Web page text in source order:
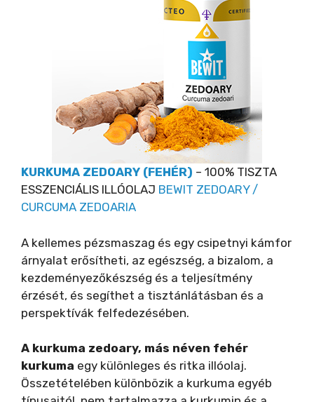
KURKUMA ZEDOARY (FEHÉR) – 100% TISZTA
ESSZENCIÁLIS ILLÓOLAJ BEWIT ZEDOARY /
CURCUMA ZEDOARIA
A kellemes pézsmaszag és egy csipetnyi kámfor
árnyalat erősítheti, az egészség, a bizalom, a
kezdeményezőkészség és a teljesítmény
érzését, és segíthet a tisztánlátásban és a
perspektívák felfedezésében.
A kurkuma zedoary, más néven fehér
kurkuma egy különleges és ritka illóolaj.
Összetételében különbözik a kurkuma egyéb